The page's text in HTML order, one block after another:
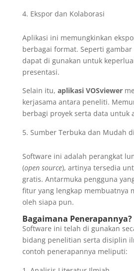
Ekspor dan Kolaborasi
Aplikasi ini memungkinkan
berbagai format. Seperti
dapat di gunakan untuk
presentasi.
Selain itu, aplikasi VOSviewer
kerjasama antara peneliti.
berbagi proyek serta data untuk
Sumber Terbuka dan Mudah
Software ini adalah perangkat
(open source), artinya tersedia
gratis. Antarmuka pengguna
fitur yang lengkap membuatnya
oleh siapa pun.
Bagaimana Penerapannya?
Software ini telah di gunakan
bidang penelitian serta disiplin
contoh penerapannya meliputi: